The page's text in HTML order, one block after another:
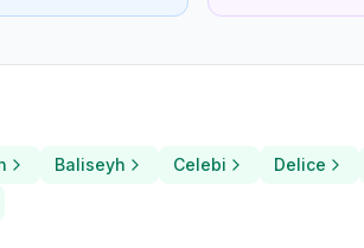
Baliseyh Celebi Delice